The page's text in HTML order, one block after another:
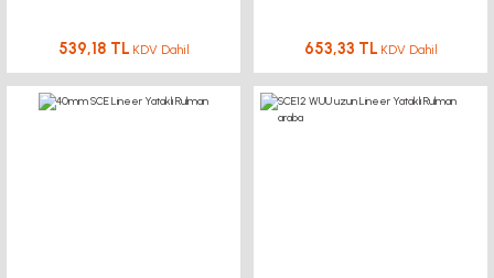
539,18 TL KDV Dahil 653,33 TL KDV Dahil